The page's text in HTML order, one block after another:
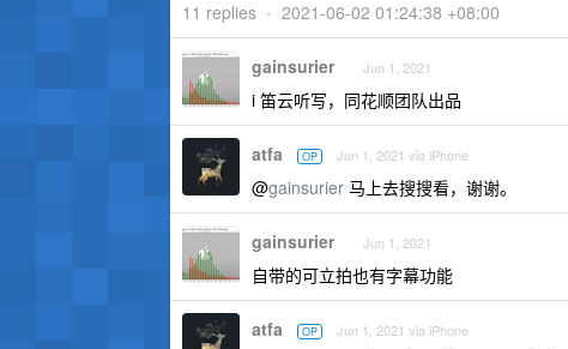
11 replies • 2021-06-02 01:24:38 +08:00
gainsurier Jun 1, 2021
i 笛云听写，同花顺团队出品
atfa OP Jun 1, 2021 via iPhone
@gainsurier 马上去搜搜看，谢谢。
gainsurier Jun 1, 2021
自带的可立拍也有字幕功能
atfa OP Jun 1, 2021 via iPhone